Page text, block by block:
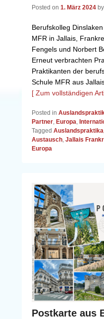
Posted on 1. März 2024 by
Berufskolleg
MFR in Jallais,
Fengels und Norbert
Erneut verbrachten
Praktikanten der
Schule MFR aus
[ Zum vollständigen
Posted in
Partner, Europa,
Tagged Auslandspraktika
Austausch, Jallais
Europa
Postkarte aus